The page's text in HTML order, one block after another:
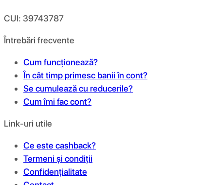
CUI: 39743787
Întrebări frecvente
Cum funcționează?
În cât timp primesc banii în cont?
Se cumulează cu reducerile?
Cum îmi fac cont?
Link-uri utile
Ce este cashback?
Termeni și condiții
Confidențialitate